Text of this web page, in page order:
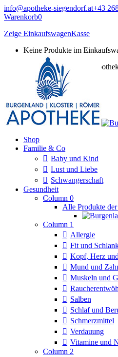
Zum
Inhalt
info@apotheke-siegendorf.at+43
Warenkorb0
Zeige EinkaufswagenKasse
Keine Produkte im
Burgenland, Kloster, Römer
Onlineshop
Shop
Familie & Co
Baby und Kind
Lust und Liebe
Schwangerschaft
Gesundheit
Column 0
Alle Produkte
Column 1
Allergie
Fit und
Kopf, Herz
Mund und
Muskeln und
Salben
Schlaf und
Schmerzmittel
Verdauung
Vitamine und
Column 2